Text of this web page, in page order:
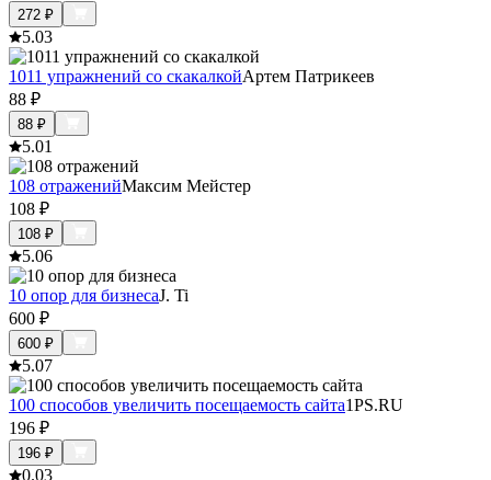
272 ₽
5.03
1011 упражнений со скакалкойАртем Патрикеев
88 ₽
88 ₽
5.01
108 отраженийМаксим Мейстер
108 ₽
108 ₽
5.06
10 опор для бизнесаJ. Ti
600 ₽
600 ₽
5.07
100 способов увеличить посещаемость сайта1PS.RU
196 ₽
196 ₽
0.03